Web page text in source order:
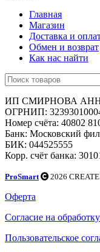
Главная
Магазин
Доставка и
Обмен и возврат
Как нас найти
ИП СМИРНОВА
ОГРНИП:
Номер счёта: 40802
Банк: Московский
БИК: 044525555
Корр. счёт банка:
ProSmart 2026
Оферта
Согласие на
Пользовательское